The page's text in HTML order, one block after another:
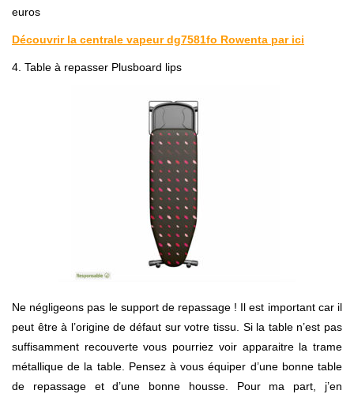
euros
Découvrir la centrale vapeur dg7581fo Rowenta par ici
4. Table à repasser Plusboard lips
Ne négligeons pas le support de repassage ! Il est important car il
peut être à l’origine de défaut sur votre tissu. Si la table n’est pas
suffisamment recouverte vous pourriez voir apparaitre la trame
métallique de la table. Pensez à vous équiper d’une bonne table
de repassage et d’une bonne housse. Pour ma part, j’en